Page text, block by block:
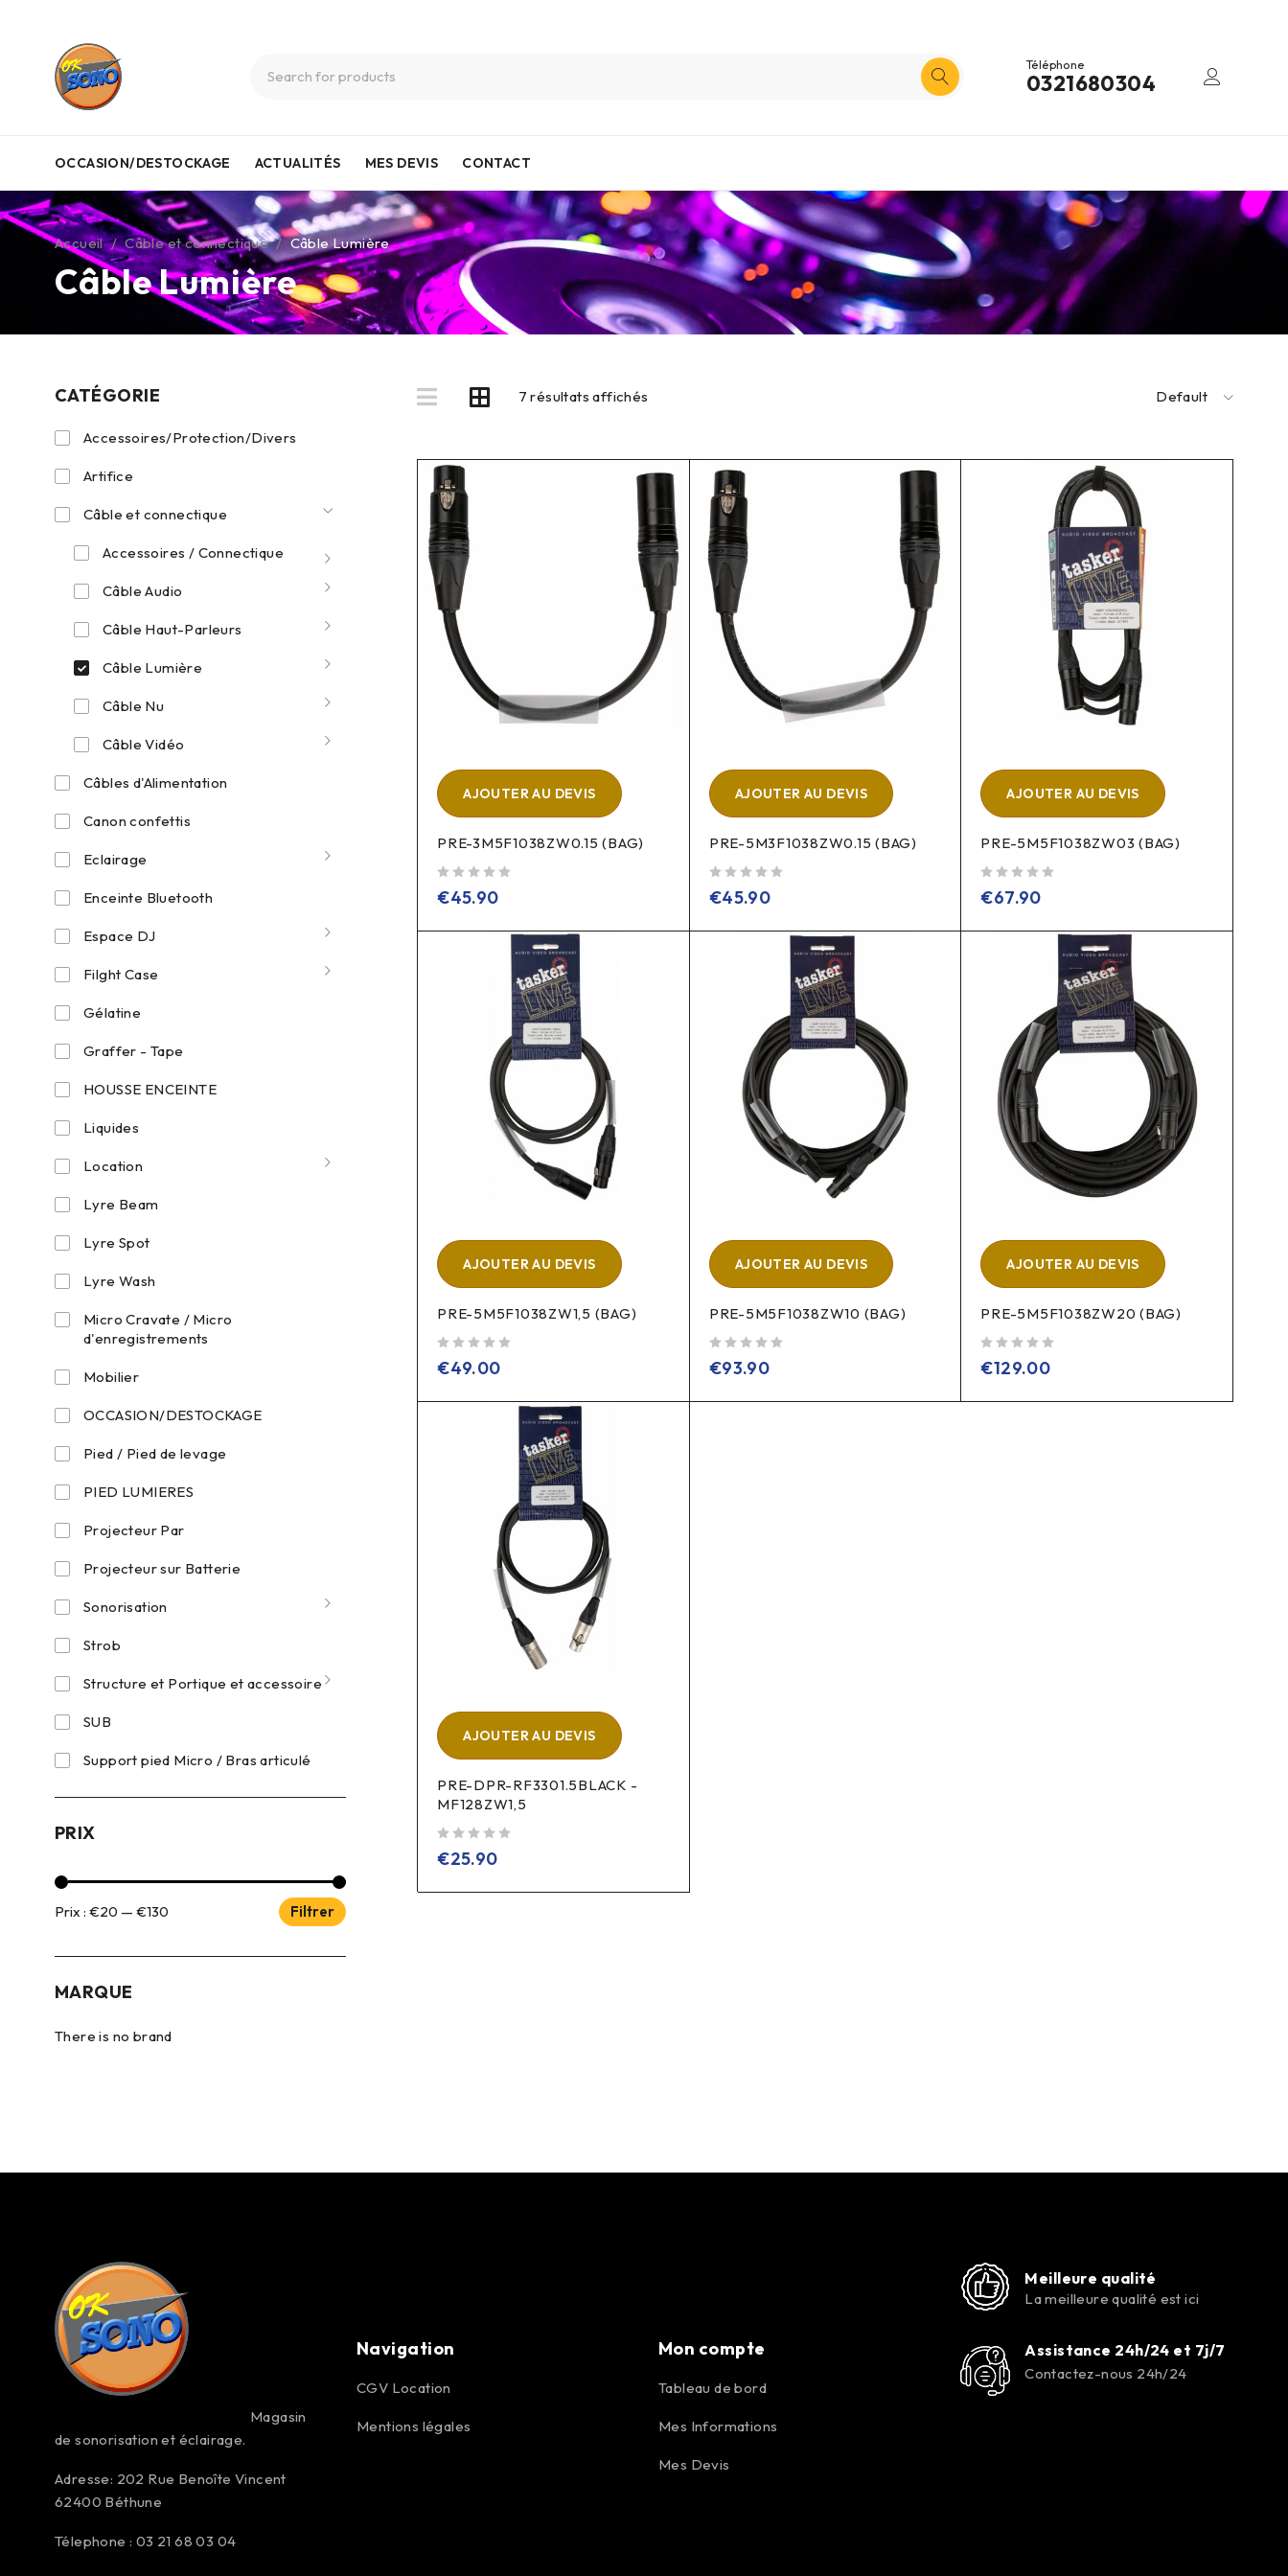
Téléphone
0321680304
OCCASION/DESTOCKAGE ACTUALITÉS MES DEVIS CONTACT
Câble Lumière
Accueil / Câble et connectique / Câble Lumière
CATÉGORIE
Accessoires/Protection/Divers
Artifice
Câble et connectique
Accessoires / Connectique
Câble Audio
Câble Haut-Parleurs
Câble Lumière
Câble Nu
Câble Vidéo
Câbles d'Alimentation
Canon confettis
Eclairage
Enceinte Bluetooth
Espace DJ
Filght Case
Gélatine
Graffer - Tape
HOUSSE ENCEINTE
Liquides
Location
Lyre Beam
Lyre Spot
Lyre Wash
Micro Cravate / Micro
d'enregistrements
Mobilier
OCCASION/DESTOCKAGE
Pied / Pied de levage
PIED LUMIERES
Projecteur Par
Projecteur sur Batterie
Sonorisation
Strob
Structure et Portique et accessoire
SUB
Support pied Micro / Bras articulé
PRIX
Filtrer
Prix : €20 — €130
MARQUE
There is no brand
7 résultats affichés Default
AJOUTER AU DEVIS
PRE-3M5F1038ZW0.15 (BAG)
€45.90
AJOUTER AU DEVIS
PRE-5M3F1038ZW0.15 (BAG)
€45.90
AJOUTER AU DEVIS
PRE-5M5F1038ZW03 (BAG)
€67.90
AJOUTER AU DEVIS
PRE-5M5F1038ZW1,5 (BAG)
€49.00
AJOUTER AU DEVIS
PRE-5M5F1038ZW10 (BAG)
€93.90
AJOUTER AU DEVIS
PRE-5M5F1038ZW20 (BAG)
€129.00
AJOUTER AU DEVIS
PRE-DPR-RF3301.5BLACK -
MF128ZW1,5
€25.90
Magasin
de sonorisation et éclairage.
Adresse: 202 Rue Benoîte Vincent
62400 Béthune
Télephone : 03 21 68 03 04
Navigation
CGV Location
Mentions légales
Mon compte
Tableau de bord
Mes Informations
Mes Devis
Meilleure qualité
La meilleure qualité est ici
Assistance 24h/24 et 7j/7
Contactez-nous 24h/24